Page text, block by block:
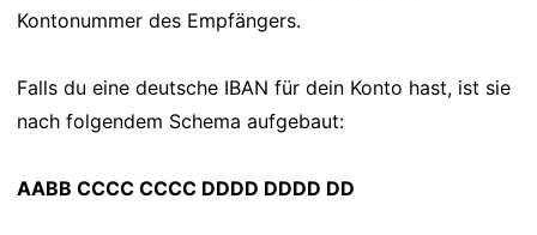
Kontonummer des Empfängers.
Falls du eine deutsche IBAN für dein Konto hast, ist sie
nach folgendem Schema aufgebaut:
AABB CCCC CCCC DDDD DDDD DD